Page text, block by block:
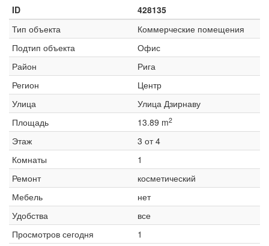
ID
428135
Тип объекта
Коммерческие помещения
Подтип объекта
Офис
Район
Рига
Регион
Центр
Улица
Улица Дзирнаву
Площадь
13.89 m2
Этаж
3 от 4
Комнаты
1
Ремонт
косметический
Мебель
нет
Удобства
все
Просмотров сегодня
1